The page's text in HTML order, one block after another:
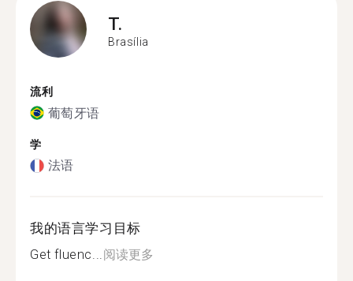
T.
Brasília
流利
葡萄牙语
学
法语
我的语言学习目标
Get fluenc...阅读更多